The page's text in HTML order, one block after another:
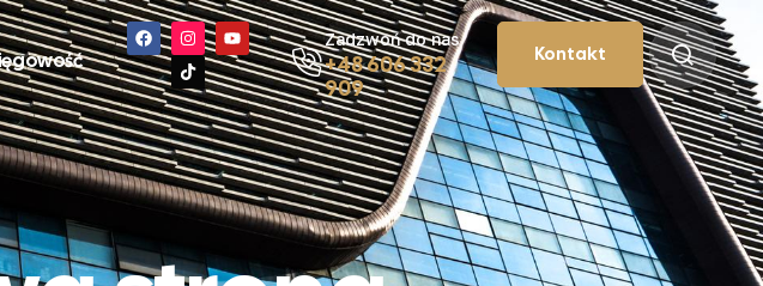
Zadzwoń do nas
+48 606 332
909
Kontakt